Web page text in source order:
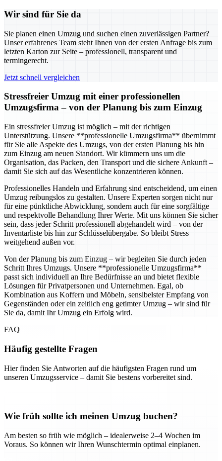
Wir sind für Sie da
Sie planen einen Umzug und suchen einen zuverlässigen Partner?
Unser erfahrenes Team steht Ihnen von der ersten Anfrage bis zum
letzten Karton zur Seite – professionell, transparent und
termingerecht.
Jetzt schnell vergleichen
Stressfreier Umzug mit einer professionellen
Umzugsfirma – von der Planung bis zum Einzug
Ein stressfreier Umzug ist möglich – mit der richtigen
Unterstützung. Unsere **professionelle Umzugsfirma** übernimmt
für Sie alle Aspekte des Umzugs, von der ersten Planung bis hin
zum Einzug am neuen Standort. Wir kümmern uns um die
Organisation, das Packen, den Transport und die sichere Ankunft –
damit Sie sich auf das Wesentliche konzentrieren können.
Professionelles Handeln und Erfahrung sind entscheidend, um einen
Umzug reibungslos zu gestalten. Unsere Experten sorgen nicht nur
für eine pünktliche Abwicklung, sondern auch für eine sorgfältige
und respektvolle Behandlung Ihrer Werte. Mit uns können Sie sicher
sein, dass jeder Schritt professionell abgehandelt wird – von der
Inventarliste bis hin zur Schlüsselübergabe. So bleibt Stress
weitgehend außen vor.
Von der Planung bis zum Einzug – wir begleiten Sie durch jeden
Schritt Ihres Umzugs. Unsere **professionelle Umzugsfirma**
passt sich individuell an Ihre Bedürfnisse an und bietet flexible
Lösungen für Privatpersonen und Unternehmen. Egal, ob
Kombination aus Koffern und Möbeln, sensibelster Empfang von
Gegenständen oder ein zeitlich eng getimter Umzug – wir sind für
Sie da, damit Ihr Umzug ein Erfolg wird.
FAQ
Häufig gestellte Fragen
Hier finden Sie Antworten auf die häufigsten Fragen rund um
unseren Umzugsservice – damit Sie bestens vorbereitet sind.
Wie früh sollte ich meinen Umzug buchen?
Am besten so früh wie möglich – idealerweise 2–4 Wochen im
Voraus. So können wir Ihren Wunschtermin optimal einplanen.